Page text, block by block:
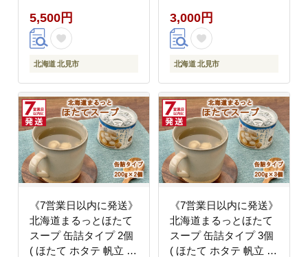
5,500円
北海道 北見市
3,000円
北海道 北見市
《7営業日以内に発送》
北海道まるっとほたて
スープ 缶詰タイプ 2個
( ほたて ホタテ 帆立 加
《7営業日以内に発送》
北海道まるっとほたて
スープ 缶詰タイプ 3個
( ほたて ホタテ 帆立 加